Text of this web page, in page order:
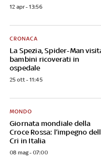
12 apr - 13:56
La Spezia, Spider-Man
bambini ricoverati in
ospedale
CRONACA
25 ott - 11:45
Giornata mondiale della
Croce Rossa: l’impegno
Cri in Italia
MONDO
08 mag - 07:00